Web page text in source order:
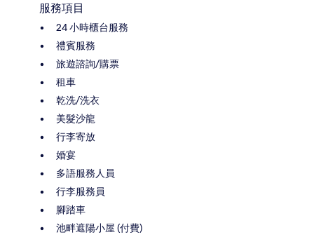
服務項目
24 小時櫃台服務
禮賓服務
旅遊諮詢/購票
租車
乾洗/洗衣
美髮沙龍
行李寄放
婚宴
多語服務人員
行李服務員
腳踏車
池畔遮陽小屋 (付費)